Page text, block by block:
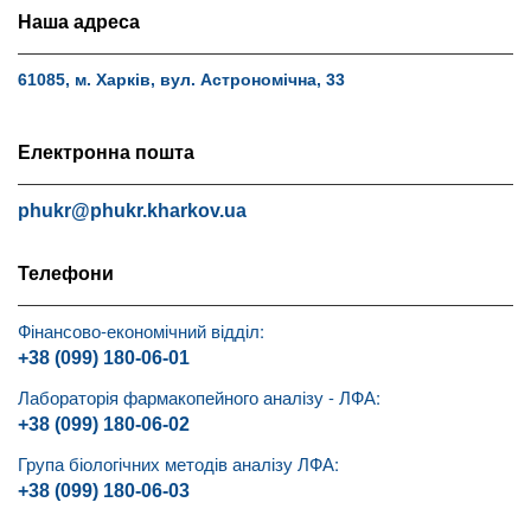
Наша адреса
61085, м. Харків, вул. Астрономічна, 33
Електронна пошта
phukr@phukr.kharkov.ua
Телефони
Фінансово-економічний відділ:
+38 (099) 180-06-01
Лабораторія фармакопейного аналізу - ЛФА:
+38 (099) 180-06-02
Група біологічних методів аналізу ЛФА:
+38 (099) 180-06-03